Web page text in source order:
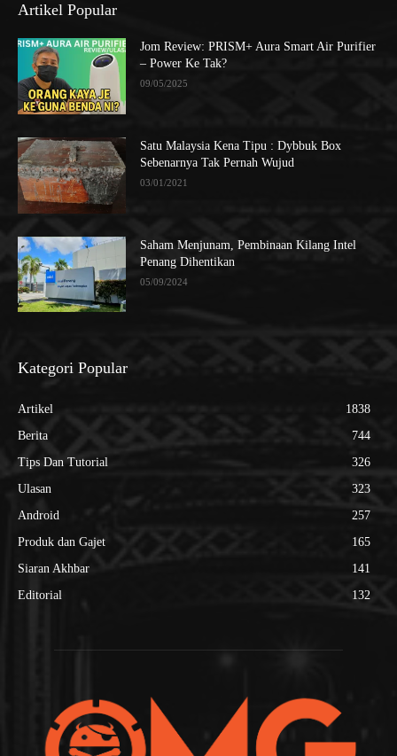
Artikel Popular
Jom Review: PRISM+ Aura Smart Air Purifier
– Power Ke Tak?
09/05/2025
Satu Malaysia Kena Tipu : Dybbuk Box
Sebenarnya Tak Pernah Wujud
03/01/2021
Saham Menjunam, Pembinaan Kilang Intel
Penang Dihentikan
05/09/2024
Kategori Popular
Artikel
1838
Berita
744
Tips Dan Tutorial
326
Ulasan
323
Android
257
Produk dan Gajet
165
Siaran Akhbar
141
Editorial
132